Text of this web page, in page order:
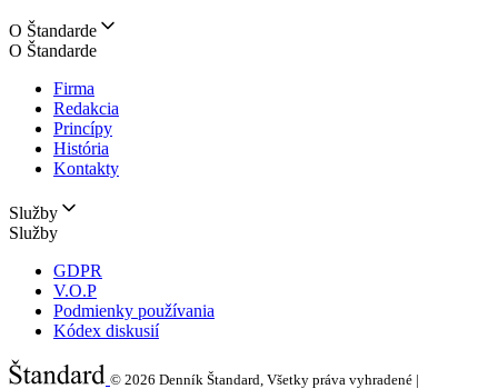
O Štandarde
O Štandarde
Firma
Redakcia
Princípy
História
Kontakty
Služby
Služby
GDPR
V.O.P
Podmienky používania
Kódex diskusií
© 2026 Denník Štandard, Všetky práva vyhradené |